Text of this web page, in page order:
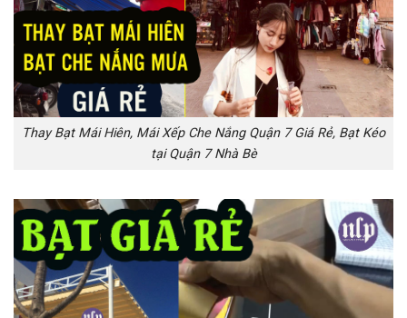
Thay Bạt Mái Hiên, Mái Xếp Che Nắng Quận 7 Giá Rẻ, Bạt Kéo
tại Quận 7 Nhà Bè